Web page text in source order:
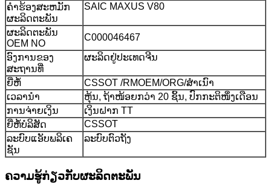
ຄໍາຮ້ອງສະຫມັກ
ຜະລິດຕະພັນ
SAIC MAXUS V80
ຜະລິດຕະພັນ
OEM NO
C000046467
ອົງການຂອງ
ສະຖານທີ່
ຜະລິດຢູ່ປະເທດຈີນ
ຍີ່ຫໍ້
CSSOT /RMOEM/ORG/ສຳເນົາ
ເວລານຳ
ຫຸ້ນ, ຖ້າໜ້ອຍກວ່າ 20 ຊິ້ນ, ປົກກະຕິໜຶ່ງເດືອນ
ການຈ່າຍເງິນ
ເງິນຝາກ TT
ຍີ່ຫໍ້ບໍລິສັດ
CSSOT
ລະບົບແອັບພລິເຄ
ຊັນ
ລະບົບຕົວຖັງ
ຄວາມຮູ້ກ່ຽວກັບຜະລິດຕະພັນ